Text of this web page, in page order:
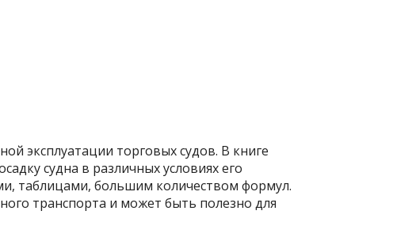
эксплуатации торговых судов. В книге
судна в различных условиях его
таблицами, большим количеством формул.
транспорта и может быть полезно для